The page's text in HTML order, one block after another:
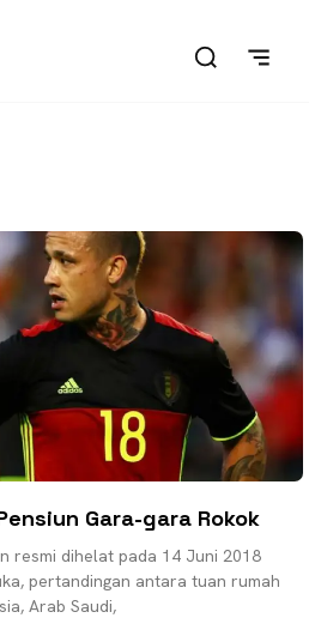
Gara-gara Rokok
resmi dihelat pada 14 Juni 2018
pertandingan antara tuan rumah
Arab Saudi,